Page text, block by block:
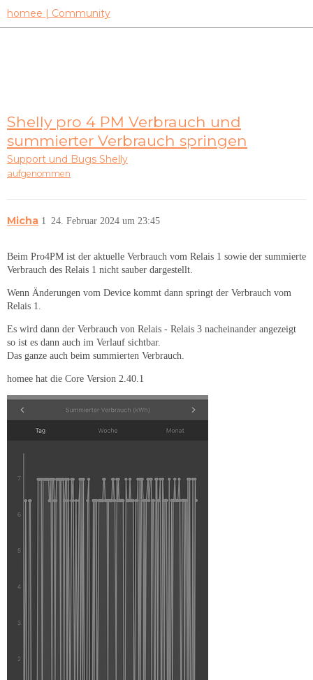
homee | Community
Shelly pro 4 PM Verbrauch und
summierter Verbrauch springen
Support und Bugs Shelly
aufgenommen
Micha 24. Februar 2024 um 23:45
1
Beim Pro4PM ist der aktuelle Verbrauch vom Relais 1 sowie der summierte
Verbrauch des Relais 1 nicht sauber dargestellt.
Wenn Änderungen vom Device kommt dann springt der Verbrauch vom
Relais 1.
Es wird dann der Verbrauch von Relais - Relais 3 nacheinander angezeigt
so ist es dann auch im Verlauf sichtbar.
Das ganze auch beim summierten Verbrauch.
homee hat die Core Version 2.40.1